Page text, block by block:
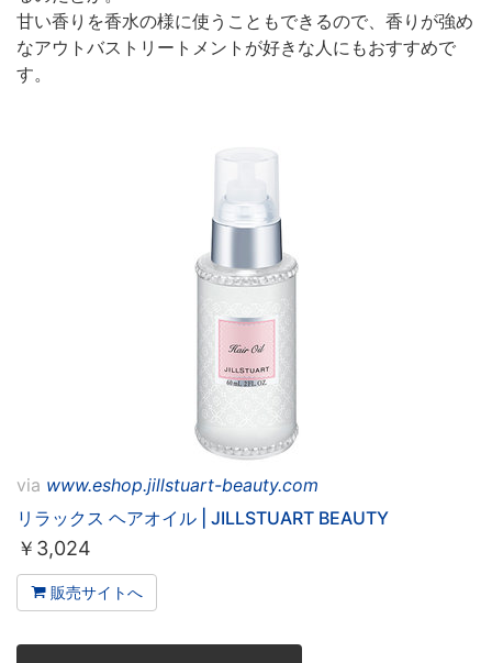
甘い香りを香水の様に使うこともできるので、香りが強め
なアウトバストリートメントが好きな人にもおすすめで
す。
via www.eshop.jillstuart-beauty.com
リラックス ヘアオイル | JILLSTUART BEAUTY
￥ 3,024
販売サイトへ